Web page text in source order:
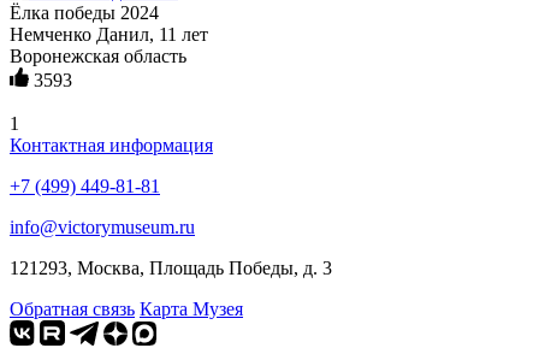
Ëлка победы 2024
Немченко Данил, 11 лет
Воронежская область
3593
1
Контактная информация
+7 (499) 449-81-81
info@victorymuseum.ru
121293, Москва, Площадь Победы, д. 3
Обратная связь Карта Музея